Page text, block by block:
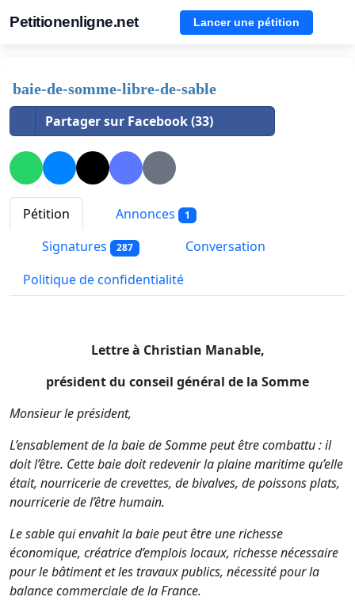
Petitionenligne.net Lancer une pétition
baie-de-somme-libre-de-sable
Partager sur Facebook (33)
Pétition Annonces 1
Signatures 287
Conversation
Politique de confidentialité
Lettre à Christian Manable,
président du conseil général de la Somme
Monsieur le président,
L’ensablement de la baie de Somme peut être combattu : il
doit l’être. Cette baie doit redevenir la plaine maritime qu’elle
était, nourricerie de crevettes, de bivalves, de poissons plats,
nourricerie de l’être humain.
Le sable qui envahit la baie peut être une richesse
économique, créatrice d’emplois locaux, richesse nécessaire
pour le bâtiment et les travaux publics, nécessité pour la
balance commerciale de la France.